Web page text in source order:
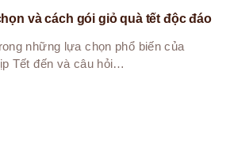
và cách gói giỏ quà tết độc đáo
những lựa chọn phổ biến của
Tết đến và câu hỏi…